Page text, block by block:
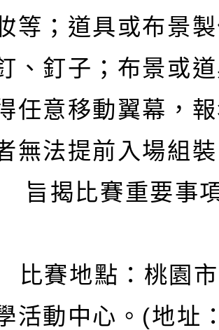
等；道具或布景
、釘子；布景或
任意移動翼幕，
無法提前入場組
揭比賽重要事
賽地點：桃園市
活動中心。(地址